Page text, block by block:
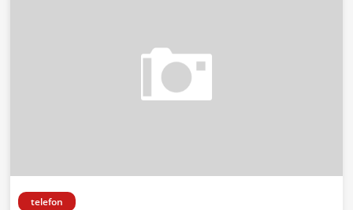
telefon